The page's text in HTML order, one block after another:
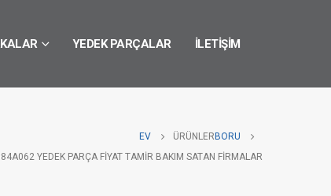
YEDEK PARÇALAR İLETIŞIM
EV ÜRÜNLER BORU
YEDEK PARÇA FIYAT TAMIR BAKIM SATAN FIRMALAR